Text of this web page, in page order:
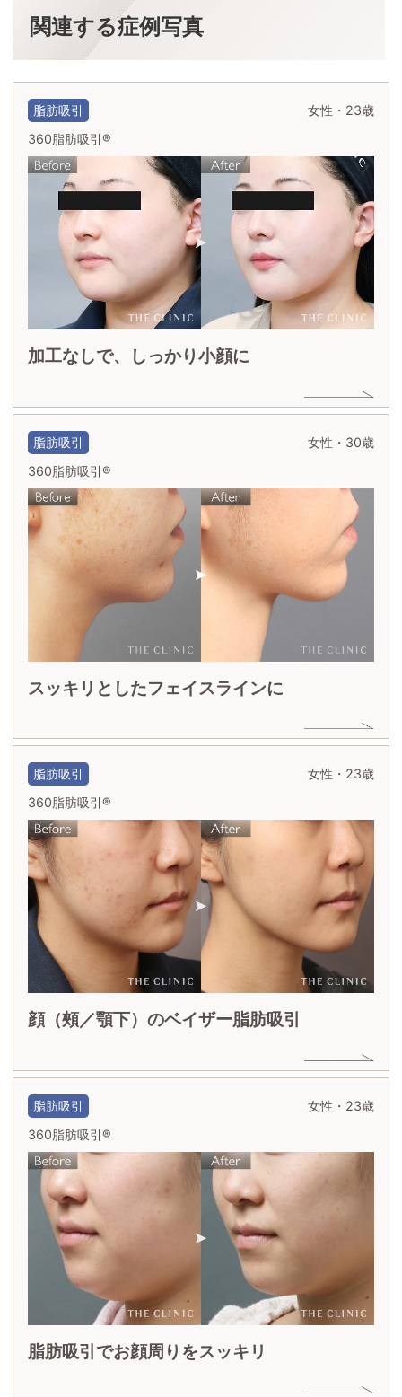
関連する症例写真
360脂肪吸引®
脂肪吸引 女性・23歳
加工なしで、しっかり小顔に
360脂肪吸引®
脂肪吸引 女性・30歳
スッキリとしたフェイスラインに
360脂肪吸引®
脂肪吸引 女性・23歳
顔（頰／顎下）のベイザー脂肪吸引
360脂肪吸引®
脂肪吸引 女性・23歳
脂肪吸引でお顔周りをスッキリ